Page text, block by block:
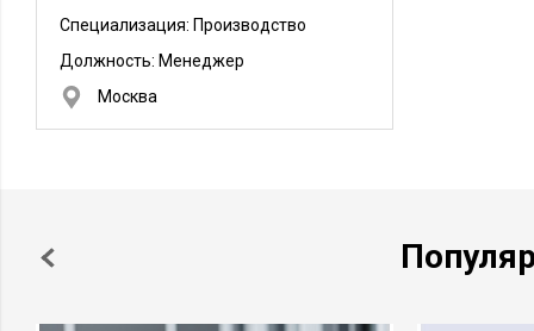
Специализация: Производство
Должность: Менеджер
Москва